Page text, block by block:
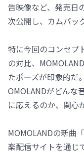
告映像など、発売日
次公開し、カムバッ
特に今回のコンセプ
の対比、
たポーズが印象的だ
OMOLANDがどんな
に応えるのか、関心
MOMOLANDの新曲
楽配信サイトを通じ